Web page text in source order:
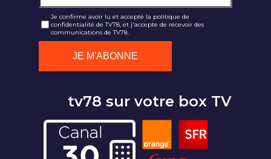
Je confirme avoir lu et accepté la politique de
confidentialité de TV78, et j'accepte de recevoir des
communications de TV78.
tv78 sur votre box TV